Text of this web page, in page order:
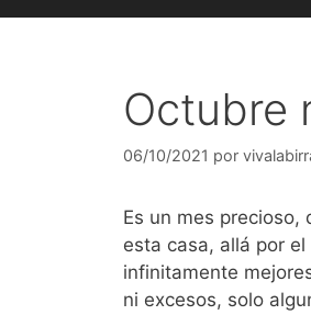
Octubre
06/10/2021 por
Es un mes
esta casa, allá por
infinitamente
ni excesos, solo